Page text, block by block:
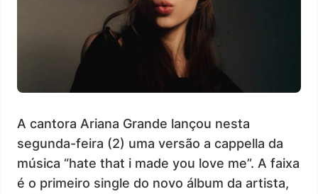
A cantora Ariana Grande lançou nesta
segunda-feira (2) uma versão a cappella da
música “hate that i made you love me”. A faixa
é o primeiro single do novo álbum da artista,